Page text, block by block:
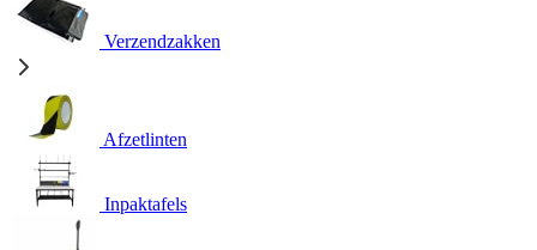
Verzendzakken
Afzetlinten
Inpaktafels